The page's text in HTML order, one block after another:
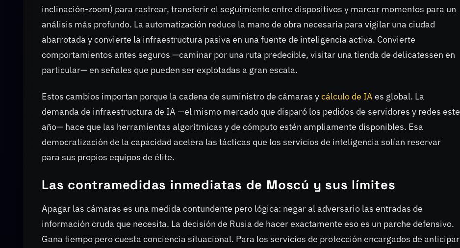
inclinación-zoom) para rastrear, transferir el seguimiento entre dispositivos y marcar momentos para un
análisis más profundo. La automatización reduce la mano de obra necesaria para vigilar una ciudad
abarrotada y convierte la infraestructura pasiva en una fuente de inteligencia activa. Convierte
comportamientos antes seguros —caminar por una ruta predecible, visitar una tienda de delicatessen en
particular— en señales que pueden ser explotadas a gran escala.
Estos cambios importan porque la cadena de suministro de cámaras ycálculo de IA es global. La
demanda de infraestructura de IA —el mismo mercado que disparó los pedidos de servidores y redes este
año— hace que las herramientas algorítmicas y de cómputo estén ampliamente disponibles. Esa
democratización de la capacidad acelera las tácticas que los servicios de inteligencia solían reservar
para sus propios equipos de élite.
Las contramedidas inmediatas de Moscú y sus límites
Apagar las cámaras es una medida contundente pero lógica: negar al adversario las entradas de
información cruda que necesita. La decisión de Rusia de hacer exactamente eso es un parche defensivo.
Gana tiempo pero cuesta conciencia situacional. Para los servicios de protección encargados de anticipar